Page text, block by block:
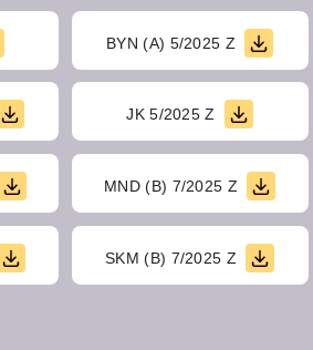
BYN (A) 5/2025 Z
JK 5/2025 Z
MND (B) 7/2025 Z
SKM (B) 7/2025 Z